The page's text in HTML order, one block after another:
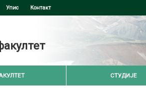
Упис Контакт
СТУДИЈЕ